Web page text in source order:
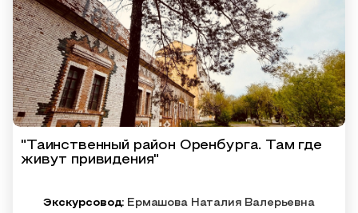
"Таинственный район Оренбурга. Там где
живут привидения"
Экскурсовод: Ермашова Наталия Валерьевна